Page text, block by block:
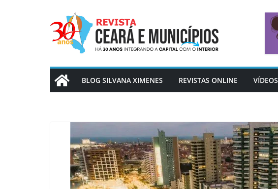
BLOG SILVANA XIMENES REVISTAS ONLINE VÍDEOS